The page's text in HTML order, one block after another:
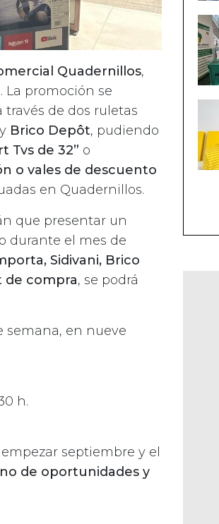
Quadernillos,
promoción se
través de dos ruletas
y Brico Depôt, pudiendo
Tvs de 32” o
o vales de descuento
en Quadernillos.
que presentar un
durante el mes de
Sidivani, Brico
de compra, se podrá
semana, en nueve
h.
septiembre y el
de oportunidades y